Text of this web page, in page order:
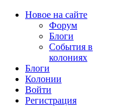
Новое на сайте
Форум
Блоги
События в
колониях
Блоги
Колонии
Войти
Peгиcтpaция